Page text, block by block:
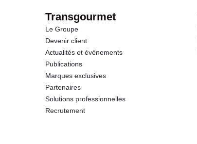
Transgourmet
Le Groupe
Devenir client
Actualités et événements
Publications
Marques exclusives
Partenaires
Solutions professionnelles
Recrutement